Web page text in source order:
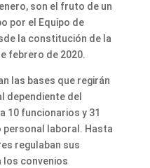
son el fruto de un
por el Equipo de
la constitución de la
febrero de 2020.
las bases que regirán
dependiente del
10 funcionarios y 31
laboral. Hasta
regulaban sus
los convenios